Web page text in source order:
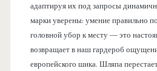
адаптируя их под запросы
марки уверены: умение правильно
головной убор к месту — это
возвращает в наш гардероб
европейского шика. Шляпа